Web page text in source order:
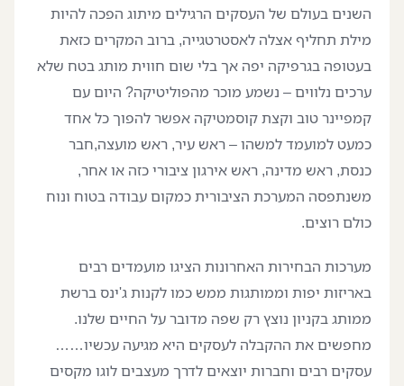
השנים בעולם של העסקים הרגילים מיתוג הפכה להיות
מילת תחליף אצלה לאסטרטגייה, ברוב המקרים כזאת
בעטופה בגרפיקה יפה אך בלי שום חווית מותג בטח שלא
ערכים נלווים – נשמע מוכר מהפוליטיקה? היום עם
קמפיינר טוב וקצת קוסמטיקה אפשר להפוך כל אחד
כמעט למועמד למשהו – ראש עיר, ראש מועצה,חבר
כנסת, ראש מדינה, ראש אירגון ציבורי כזה או אחר,
משנתפסה המערכת הציבורית כמקום עבודה בטוח ונוח
כולם רוצים.
מערכות הבחירות האחרונות הציגו מועמדים רבים
באריזות יפות וממותגות ממש כמו לקנות ג'ינס ברשת
ממותג בקניון נוצץ רק שפה מדובר על החיים שלנו.
מחפשים את ההקבלה לעסקים היא מגיעה עכשיו……
עסקים רבים וחברות יוצאים לדרך מעצבים לוגו מקסים